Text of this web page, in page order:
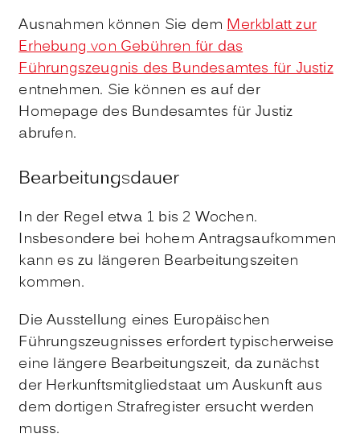
Ausnahmen können Sie demMerkblatt zur
Erhebung von Gebühren für das
Führungszeugnis des Bundesamtes für Justiz
entnehmen. Sie können es auf der
Homepage des Bundesamtes für Justiz
abrufen.
Bearbeitungsdauer
In der Regel etwa 1 bis 2 Wochen.
Insbesondere bei hohem Antragsaufkommen
kann es zu längeren Bearbeitungszeiten
kommen.
Die Ausstellung eines Europäischen
Führungszeugnisses erfordert typischerweise
eine längere Bearbeitungszeit, da zunächst
der Herkunftsmitgliedstaat um Auskunft aus
dem dortigen Strafregister ersucht werden
muss.